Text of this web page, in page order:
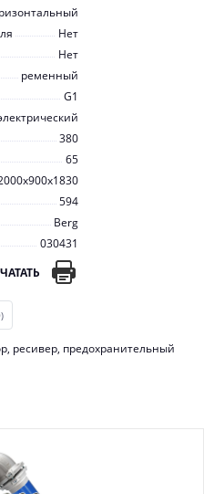
Нет
Нет
ременный
G1
380
65
594
Berg
030431
ресивер, предохранительный